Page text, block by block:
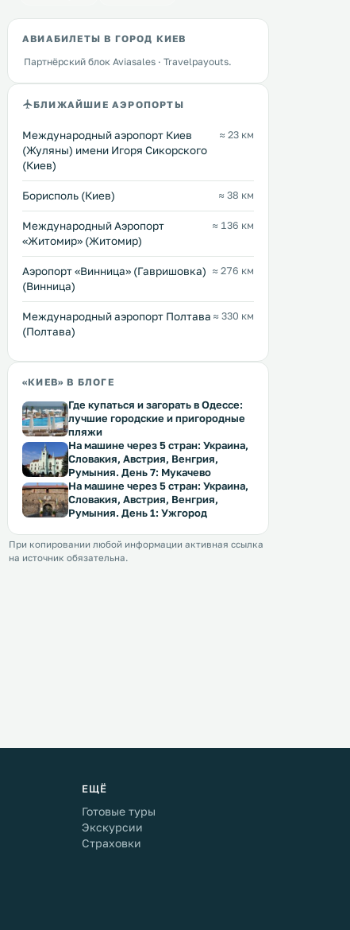
0 км
Gonchar Hotel
Этот отель находится в 5 минутах
Андреевского спуска в Киеве. К
услугам гостей бесплатный Wi-Fi,
ресторан, а также номера с
кондиционерами и телевизорами
с плоским экраном. .
Перейти →
Комплекс апартаментов
от Софийского собора и
Златоверхого монастыря. Во
апартаментах подключен
АВИАБИЛЕТЫ В ГОРОД КИЕВ
Партнёрский блок Aviasales · Travelpayouts.
БЛИЖАЙШИЕ АЭРОПОРТЫ
Международный аэропорт Киев
(Жуляны) имени Игоря Сикорского
(Киев)
≈ 23 км
Борисполь (Киев) ≈ 38 км
Международный Аэропорт
«Житомир» (Житомир)
≈ 136 км
Аэропорт «Винница» (Гавришовка)
(Винница)
≈ 276 км
Международный аэропорт Полтава
(Полтава)
≈ 330 км
«КИЕВ» В БЛОГЕ
Где купаться и загорать в Одессе:
лучшие городские и пригородные
пляжи
На машине через 5 стран: Украина,
Словакия, Австрия, Венгрия,
Румыния. День 7: Мукачево
На машине через 5 стран: Украина,
Словакия, Австрия, Венгрия,
Румыния. День 1: Ужгород
При копировании любой информации активная ссылка
на источник обязательна.
ЕЩЁ
Готовые туры
Экскурсии
Страховки